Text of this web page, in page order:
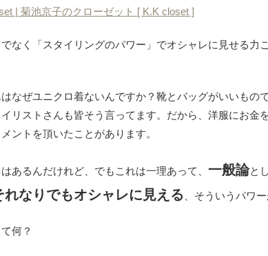
| 菊池京子のクローゼット [ K.K closet ]
でなく「スタイリングのパワー」でオシャレに見せる
なぜユニクロ着ないんですか？靴とバッグがいいもの
リストさんも皆そう言ってます。だから、洋服にお金
ントを頂いたことがあります。
あるんだけれど、でもこれは一理あって、 一般論と
れなりでもオシャレに見える
、そういうパワ
何？